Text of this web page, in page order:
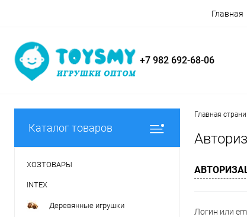
Главная
+7 982 692-68-06
Каталог товаров
ХОЗТОВАРЫ
INTEX
Деревянные игрушки
Главная
Логин или